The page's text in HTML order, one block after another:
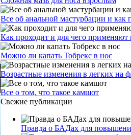
Все об анальной мастурбации и как
Как проходит и для чего
Можно ли капать Тобрекс в нос
Возрастные изменения в легких на
Все о том, что такое камшот
Свежие публикации
Правда о БАДах для